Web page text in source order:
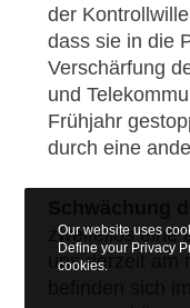
der
dass sie in die
Verschärfung
und
Frühjahr
durch eine
zweifellos eine
uns derzeit am
Our website uses
Define your Privacy
cookies.